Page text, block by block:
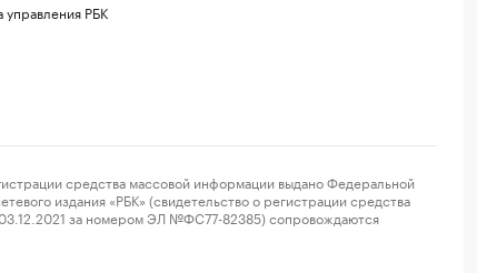
управления РБК
средства массовой информации выдано Федеральной
издания «РБК» (свидетельство о регистрации средства
за номером ЭЛ №ФС77-82385) сопровождаются